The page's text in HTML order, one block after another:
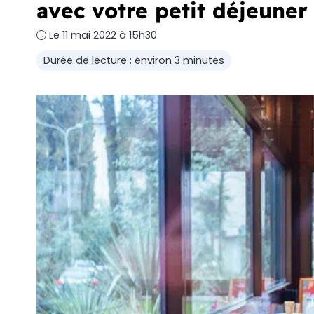
avec votre petit déjeuner
Le 11 mai 2022 à 15h30
Durée de lecture : environ 3 minutes